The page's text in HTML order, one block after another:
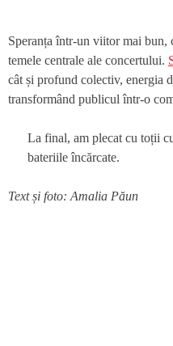
Speranța într-un viitor mai bun,
temele centrale ale concertului.
cât și profund colectiv, energia
transformând publicul într-o
La final, am plecat cu toții
bateriile încărcate.
Text și foto: Amalia Păun